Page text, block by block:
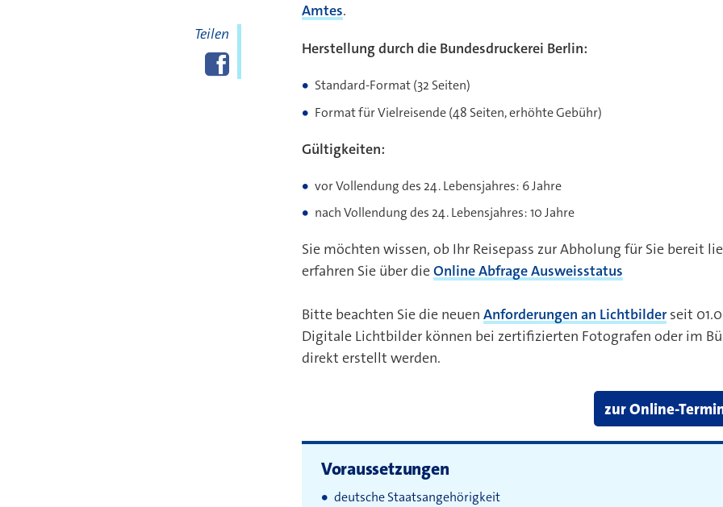
Teilen
Diese Seite bei
Facebook
teilen
Amtes.
Herstellung durch die Bundesdruckerei Berlin:
Standard-Format (32 Seiten)
Format für Vielreisende (48 Seiten, erhöhte Gebühr)
Gültigkeiten:
vor Vollendung des 24. Lebensjahres: 6 Jahre
nach Vollendung des 24. Lebensjahres: 10 Jahre
Sie möchten wissen, ob Ihr Reisepass zur Abholung für Sie bereit
erfahren Sie über dieOnline Abfrage Ausweisstatus
Bitte beachten Sie die neuen Anforderungen an Lichtbilderseit
Digitale Lichtbilder können bei zertifizierten Fotografen oder im
direkt erstellt werden.
zur Online-
Voraussetzungen
deutsche Staatsangehörigkeit